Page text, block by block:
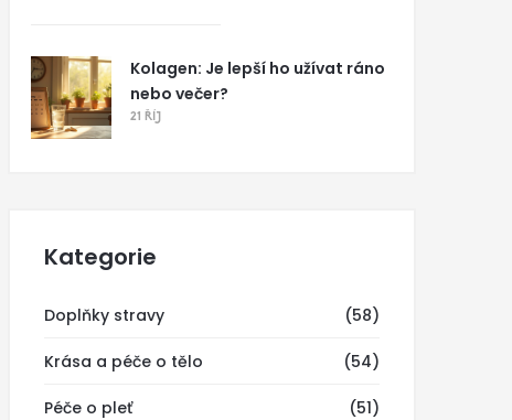
Kolagen: Je lepší ho užívat ráno
nebo večer?
21 ŘÍJ
Kategorie
Doplňky stravy (58)
Krása a péče o tělo (54)
Péče o pleť (51)